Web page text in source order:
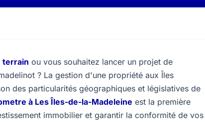
terrain ou vous souhaitez lancer un projet de
? La gestion d'une propriété aux Îles
des particularités géographiques et législatives de
à Les Îles-de-la-Madeleine est la première
immobilier et garantir la conformité de vos